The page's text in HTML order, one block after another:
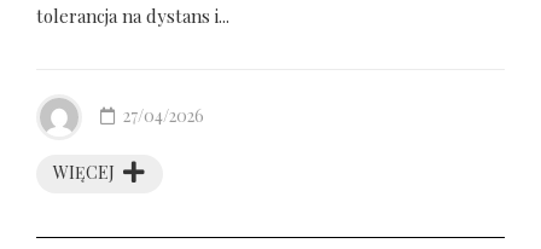
tolerancja na dystans i...
WIĘCEJ
27/04/2026